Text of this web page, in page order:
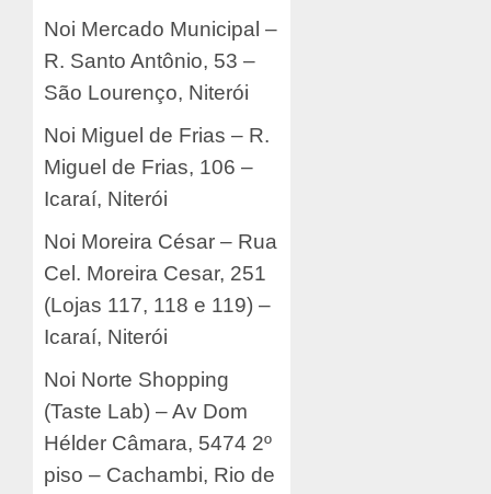
Noi Mercado Municipal –
R. Santo Antônio, 53 –
São Lourenço, Niterói
Noi Miguel de Frias – R.
Miguel de Frias, 106 –
Icaraí, Niterói
Noi Moreira César – Rua
Cel. Moreira Cesar, 251
(Lojas 117, 118 e 119) –
Icaraí, Niterói
Noi Norte Shopping
(Taste Lab) – Av Dom
Hélder Câmara, 5474 2º
piso – Cachambi, Rio de